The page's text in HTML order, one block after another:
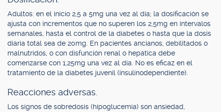
Adultos: en el inicio 2,5 a 5mg una vez al día; la dosificación se
ajusta con incrementos que no superen los 2,5mg en intervalos
semanales, hasta el control de la diabetes o hasta que la dosis
diaria total sea de 20mg. En pacientes ancianos, debilitados o
malnutridos, o con disfunción renal o hepática debe
comenzarse con 1,25mg una vez al día. No es eficaz en el
tratamiento de la diabetes juvenil (insulinodependiente).
Reacciones adversas.
Los signos de sobredosis (hipoglucemia) son ansiedad,